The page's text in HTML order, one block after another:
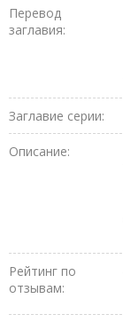
Перевод
заглавия:
Заглавие серии:
Описание:
Рейтинг по
отзывам: